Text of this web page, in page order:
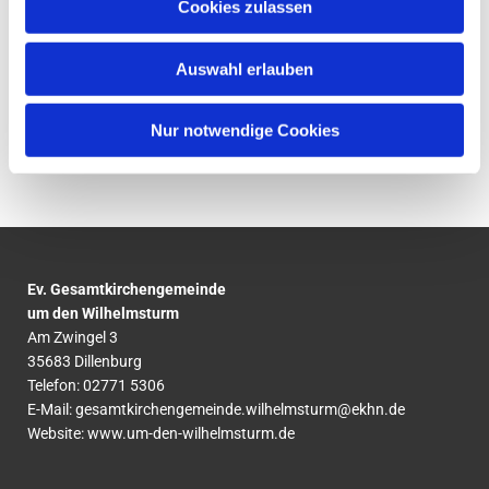
Cookies zulassen
Auswahl erlauben
Nur notwendige Cookies
#umdenwilhelmsturm #evangelischumdenwilhemsturm
#musikindillenburg #kindermusical
Ev. Gesamtkirchengemeinde
um den Wilhelmsturm
Am Zwingel 3
35683 Dillenburg
Telefon:02771 5306
E-Mail:gesamtkirchengemeinde.wilhelmsturm@ekhn.de
Website: www.um-den-wilhelmsturm.de